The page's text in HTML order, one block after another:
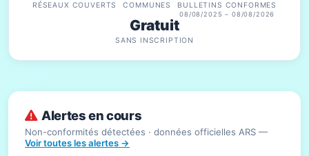
RÉSEAUX COUVERTS COMMUNES BULLETINS CONFORMES
08/08/2025 – 08/08/2026
Gratuit
SANS INSCRIPTION
Alertes en cours
Non-conformités détectées · données officielles ARS —
Voir toutes les alertes →